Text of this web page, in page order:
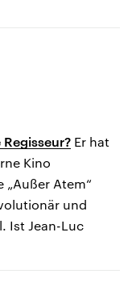
Er hat
Kino
Atem“
und
Ist Jean-Luc